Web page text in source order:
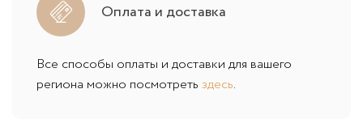
Оплата и доставка
Все способы оплаты и доставки для вашего
региона можно посмотреть здесь.